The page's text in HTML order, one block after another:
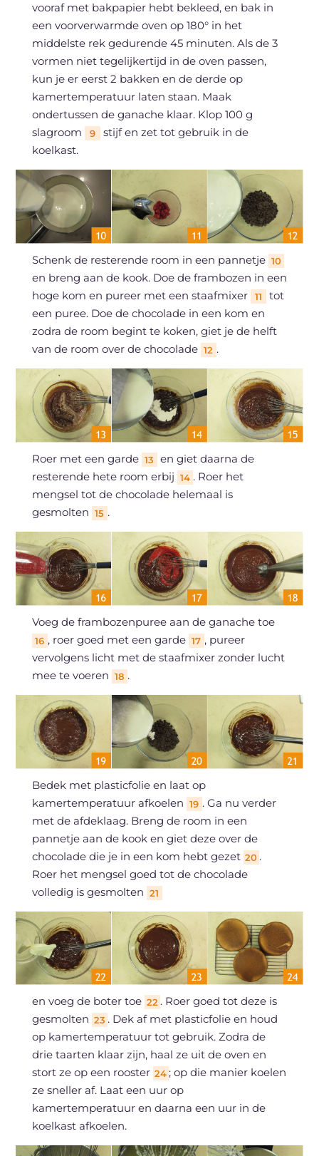
vooraf met bakpapier hebt bekleed, en bak in
een voorverwarmde oven op 180° in het
middelste rek gedurende 45 minuten. Als de 3
vormen niet tegelijkertijd in de oven passen,
kun je er eerst 2 bakken en de derde op
kamertemperatuur laten staan. Maak
ondertussen de ganache klaar. Klop 100 g
slagroom
9
stijf en zet tot gebruik in de
koelkast.
Schenk de resterende room in een pannetje 10
en breng aan de kook. Doe de frambozen in een
hoge kom en pureer met een staafmixer
11
tot
een puree. Doe de chocolade in een kom en
zodra de room begint te koken, giet je de helft
van de room over de chocolade 12 .
Roer met een garde 13
en giet daarna de
resterende hete room erbij 14 . Roer het
mengsel tot de chocolade helemaal is
gesmolten 15 .
Voeg de frambozenpuree aan de ganache toe
16 , roer goed met een garde 17 , pureer
vervolgens licht met de staafmixer zonder lucht
mee te voeren 18 .
Bedek met plasticfolie en laat op
kamertemperatuur afkoelen 19 . Ga nu verder
met de afdeklaag. Breng de room in een
pannetje aan de kook en giet deze over de
chocolade die je in een kom hebt gezet 20 .
Roer het mengsel goed tot de chocolade
volledig is gesmolten 21
en voeg de boter toe 22 . Roer goed tot deze is
gesmolten 23 . Dek af met plasticfolie en houd
op kamertemperatuur tot gebruik. Zodra de
drie taarten klaar zijn, haal ze uit de oven en
stort ze op een rooster 24 ; op die manier koelen
ze sneller af. Laat een uur op
kamertemperatuur en daarna een uur in de
koelkast afkoelen.